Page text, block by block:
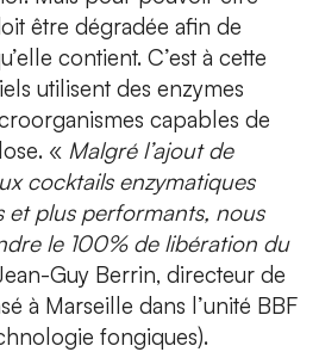
être dégradée afin de
contient. C’est à cette
utilisent des enzymes
capables de
. « Malgré l’ajout de
cocktails enzymatiques
et plus performants, nous
le 100% de libération du
Guy Berrin, directeur de
à Marseille dans l’unité BBF
fongiques).